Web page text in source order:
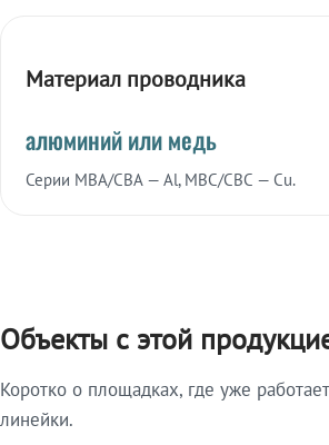
Материал проводника
алюминий или медь
Серии МВА/СВА — Al, МВС/СВС — Cu.
Объекты с этой
Коротко о площадках, где уже
линейки.